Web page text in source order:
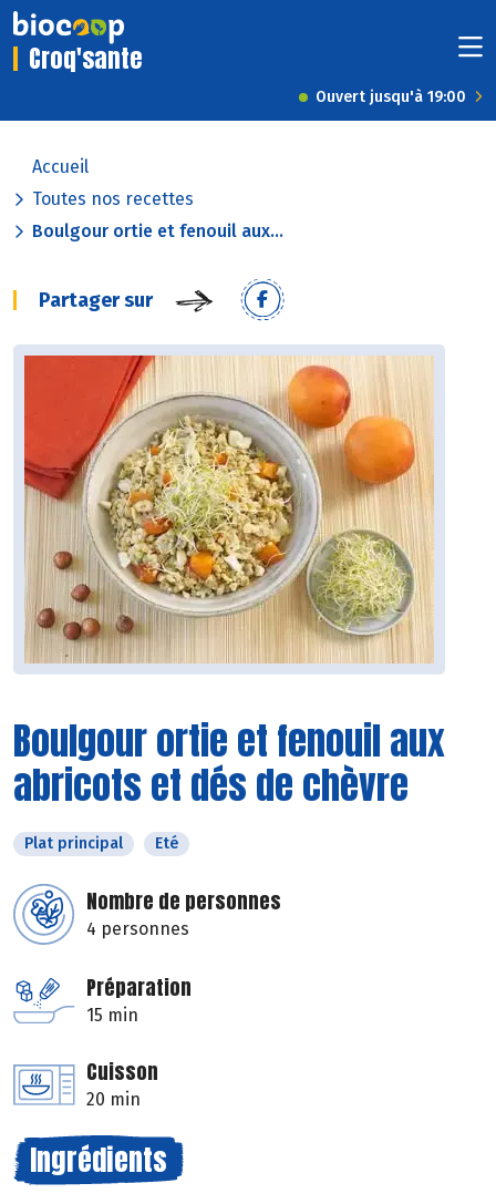
Croq'sante
Ouvert jusqu'à 19:00
Accueil
Toutes nos recettes
Boulgour ortie et fenouil aux...
Partager sur
Boulgour ortie et fenouil aux
abricots et dés de chèvre
Plat principal Eté
Nombre de personnes
4 personnes
Préparation
15 min
Cuisson
20 min
Ingrédients